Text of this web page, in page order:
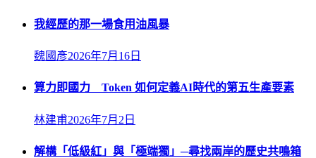
我經歷的那一場食用油風暴
魏國彥2026年7月16日
算力即國力 Token 如何定義AI時代的第五生產要素
林建甫2026年7月2日
解構「低級紅」與「極端獨」─尋找兩岸的歷史共鳴箱